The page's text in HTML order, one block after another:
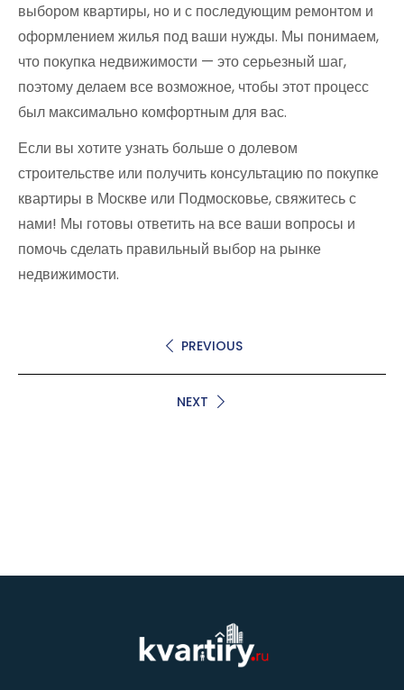
выбором квартиры, но и с последующим ремонтом и
оформлением жилья под ваши нужды. Мы понимаем,
что покупка недвижимости — это серьезный шаг,
поэтому делаем все возможное, чтобы этот процесс
был максимально комфортным для вас.
Если вы хотите узнать больше о долевом
строительстве или получить консультацию по покупке
квартиры в Москве или Подмосковье, свяжитесь с
нами! Мы готовы ответить на все ваши вопросы и
помочь сделать правильный выбор на рынке
недвижимости.
PREVIOUS
NEXT